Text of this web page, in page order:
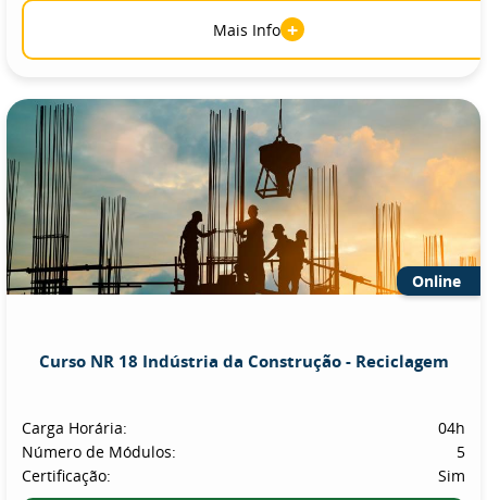
Mais Info +
Online
Curso NR 18 Indústria da Construção - Reciclagem
Carga Horária:
04h
Número de Módulos:
5
Certificação:
Sim